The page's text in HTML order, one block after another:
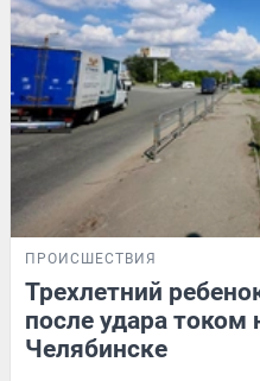
ПРОИСШЕСТВИЯ
Трехлетний
после удара
Челябинске